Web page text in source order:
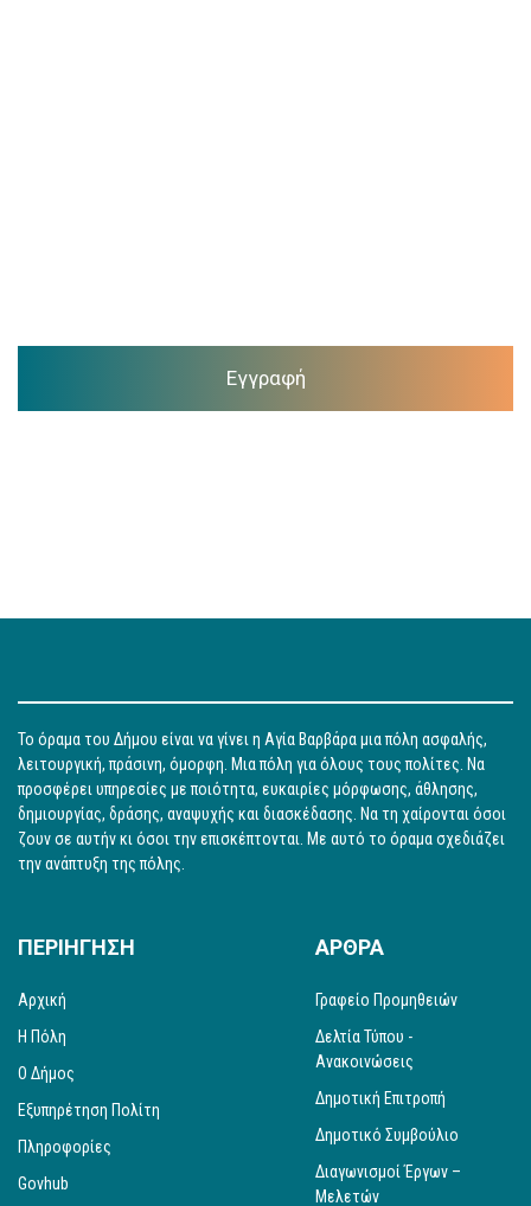
Εγγραφή
Το όραμα του Δήμου είναι να γίνει η Αγία Βαρβάρα μια πόλη ασφαλής,
λειτουργική, πράσινη, όμορφη. Μια πόλη για όλους τους πολίτες. Να
προσφέρει υπηρεσίες με ποιότητα, ευκαιρίες μόρφωσης, άθλησης,
δημιουργίας, δράσης, αναψυχής και διασκέδασης. Να τη χαίρονται όσοι
ζουν σε αυτήν κι όσοι την επισκέπτονται. Με αυτό το όραμα σχεδιάζει
την ανάπτυξη της πόλης.
ΠΕΡΙΗΓΗΣΗ
Αρχική
Η Πόλη
Ο Δήμος
Εξυπηρέτηση Πολίτη
Πληροφορίες
Govhub
ΑΡΘΡΑ
Γραφείο Προμηθειών
Δελτία Τύπου -
Ανακοινώσεις
Δημοτική Επιτροπή
Δημοτικό Συμβούλιο
Διαγωνισμοί Έργων –
Μελετών